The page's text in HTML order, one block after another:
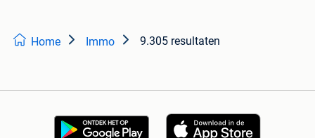
Home Immo 9.305 resultaten